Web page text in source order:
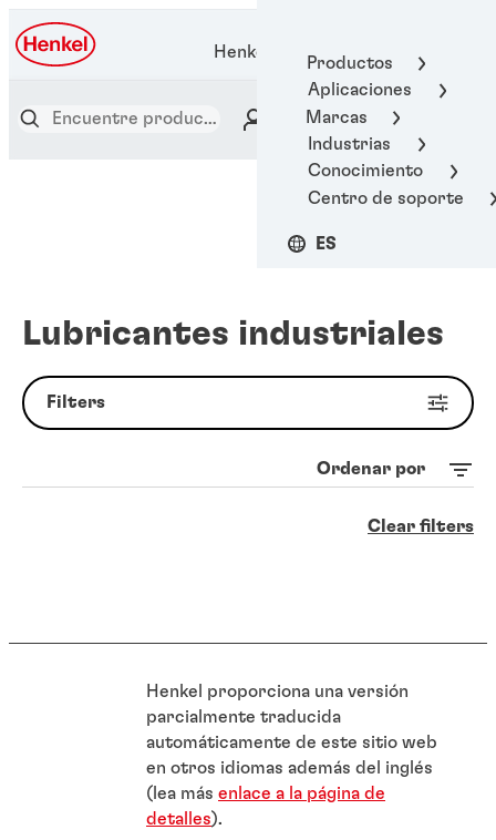
Productos
Aplicaciones
Marcas
Industrias
Conocimiento
Centro de soporte
ES
Henkel Adhesive Technologies
Lubricantes industriales
Filters
Ordenar por
Clear filters
Henkel proporciona una versión
parcialmente traducida
automáticamente de este sitio web
en otros idiomas además del inglés
(lea más enlace a la página de
detalles).